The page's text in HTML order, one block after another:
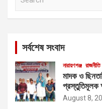
সর্বশেষ সংবাদ
নারায়ণগঞ্জ রাজনীতি
মাদক ও
প্রস্তুতিমূলক
August 8,